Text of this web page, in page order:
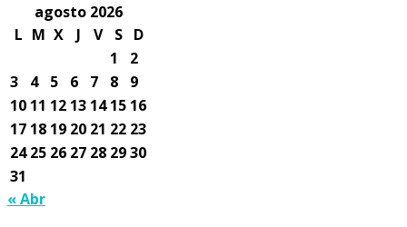
agosto 2026
L M X J V S
D
1
2
3
4 5 6 7 8
9
10 11 12 13 14 15 16
17 18 19 20 21 22 23
24 25 26 27 28 2930
31
« Abr